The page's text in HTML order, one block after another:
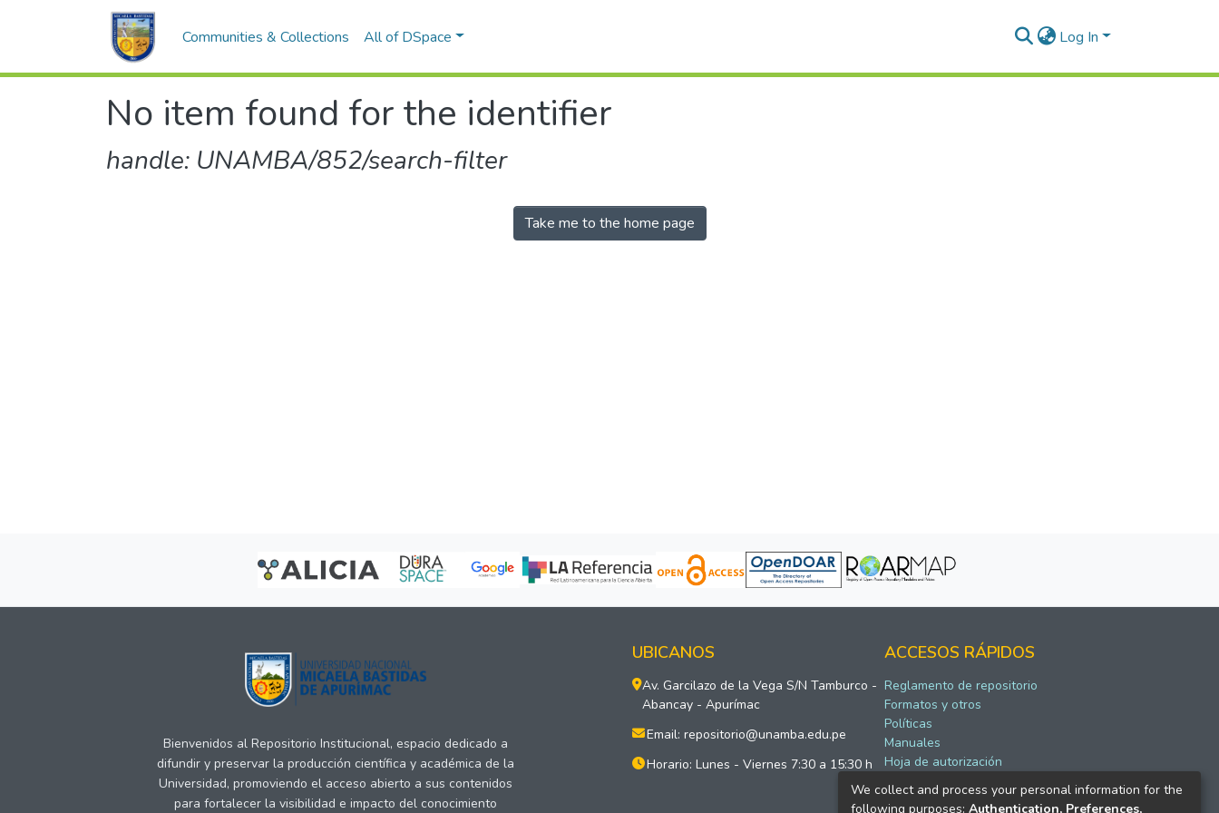
Communities & Collections All of DSpace Log In
No item found for the identifier
handle: UNAMBA/852/search-filter
Take me to the home page
Bienvenidos al Repositorio Institucional, espacio dedicado a
difundir y preservar la producción científica y académica de la
Universidad, promoviendo el acceso abierto a sus contenidos
para fortalecer la visibilidad e impacto del conocimiento
UBICANOS
Av. Garcilazo de la Vega S/N Tamburco -
Abancay - Apurímac
Email: repositorio@unamba.edu.pe
Horario: Lunes - Viernes 7:30 a 15:30 h
ACCESOS RÁPIDOS
Reglamento de repositorio
Formatos y otros
Políticas
Manuales
Hoja de autorización
We collect and process your personal information for the
following purposes: Authentication, Preferences,